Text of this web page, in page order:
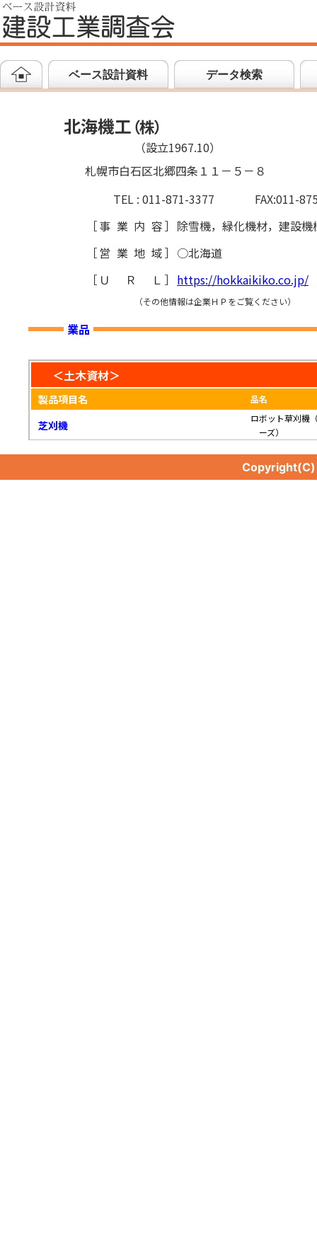
ベース設計資料 データ検索
北海機工（株）
（設立1967.10）
札幌市白石区北郷四条１１－５－８
TEL : 011-871-3377
FAX:011-
［事業内容］ 除雪機，緑化機材，建設
［ 営業地域］ ○北海道
［ ＵＲＬ ］ https://hokkaikiko.co.jp/
（その他情報は企業ＨＰをご覧ください）
業品
＜土木資材＞
製品項目名 品名
芝刈機
ロボット草刈機
ーズ）